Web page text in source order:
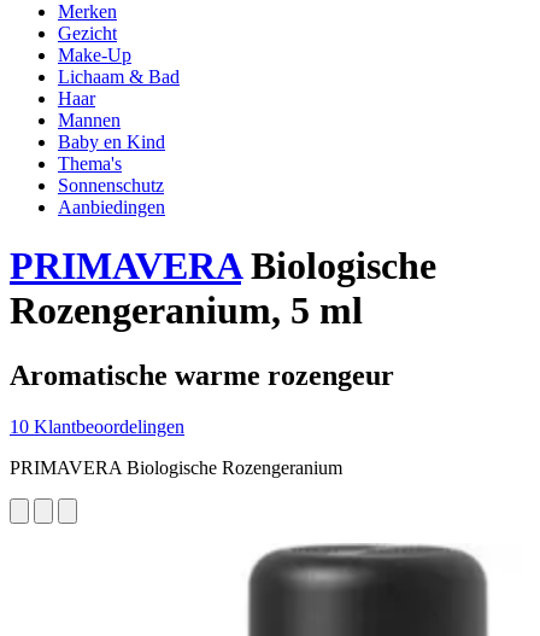
Merken
Gezicht
Make-Up
Lichaam & Bad
Haar
Mannen
Baby en Kind
Thema's
Sonnenschutz
Aanbiedingen
PRIMAVERABiologische
Rozengeranium, 5 ml
Aromatische warme rozengeur
10 Klantbeoordelingen
PRIMAVERA Biologische Rozengeranium